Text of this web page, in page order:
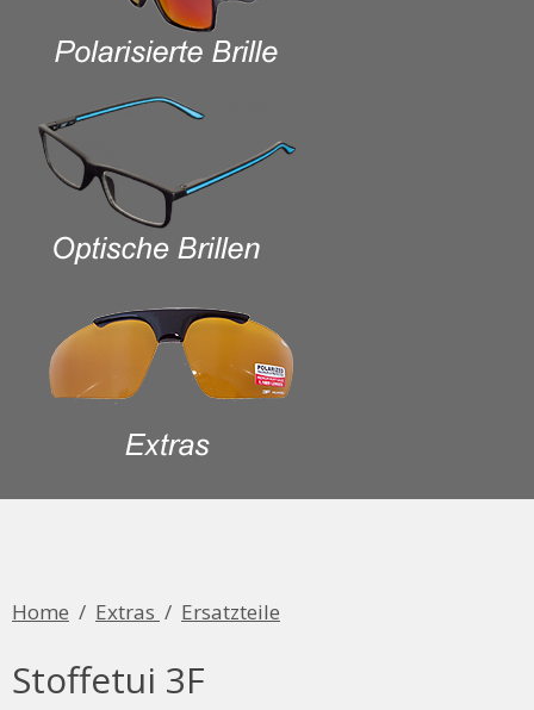
Home / Extras / Ersatzteile
Stoffetui 3F